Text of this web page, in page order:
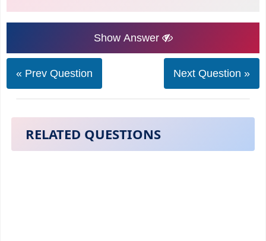
Show Answer
« Prev Question Next Question »
RELATED QUESTIONS